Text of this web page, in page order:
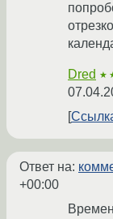
Dred
Ответ на:
+00:00